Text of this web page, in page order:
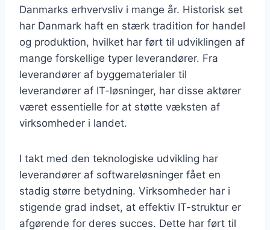
Danmarks erhvervsliv i mange år. Historisk set
har Danmark haft en stærk tradition for handel
og produktion, hvilket har ført til udviklingen af
mange forskellige typer leverandører. Fra
leverandører af byggematerialer til
leverandører af IT-løsninger, har disse aktører
været essentielle for at støtte væksten af
virksomheder i landet.
I takt med den teknologiske udvikling har
leverandører af softwareløsninger fået en
stadig større betydning. Virksomheder har i
stigende grad indset, at effektiv IT-struktur er
afgørende for deres succes. Dette har ført til